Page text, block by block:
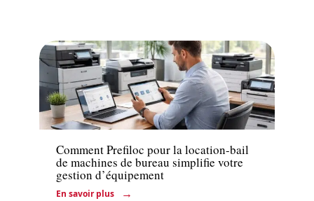
Services
Comment Prefiloc pour la location-bail
de machines de bureau simplifie votre
gestion d’équipement
En savoir plus